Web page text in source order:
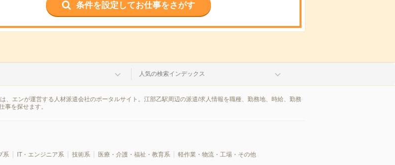
条件を設定してお仕事をさがす
人気の検索インデックス
エンが運営する人材派遣会社のポータルサイト。江部乙駅周辺の派遣/求人情報を職種、勤務地、時給、勤務
事を探せます。
系 IT・エンジニア系 技術系 医療・介護・福祉・教育系 軽作業・物流・工場・その他